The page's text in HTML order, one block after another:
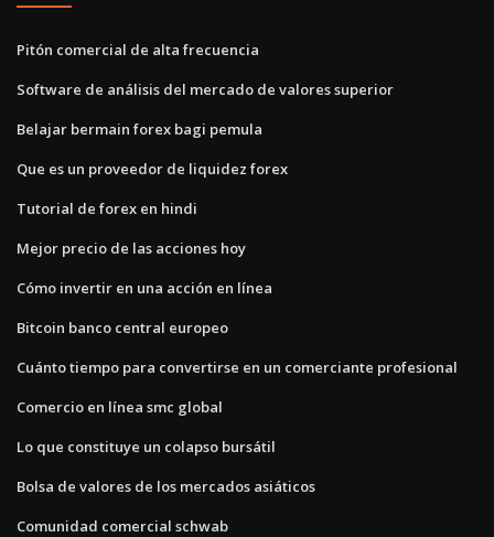
Pitón comercial de alta frecuencia
Software de análisis del mercado de valores superior
Belajar bermain forex bagi pemula
Que es un proveedor de liquidez forex
Tutorial de forex en hindi
Mejor precio de las acciones hoy
Cómo invertir en una acción en línea
Bitcoin banco central europeo
Cuánto tiempo para convertirse en un comerciante profesional
Comercio en línea smc global
Lo que constituye un colapso bursátil
Bolsa de valores de los mercados asiáticos
Comunidad comercial schwab